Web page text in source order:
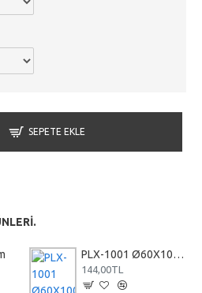
SEPETE EKLE
PLX-1001 Ø60X100mm
144,00TL